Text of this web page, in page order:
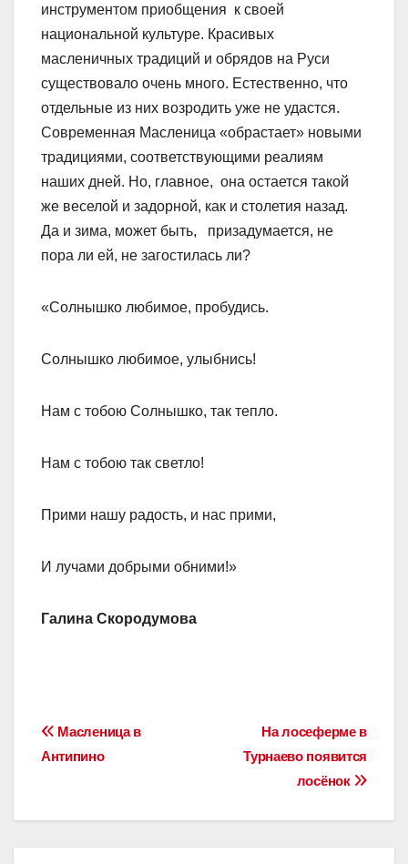
инструментом приобщения к своей
национальной культуре. Красивых
масленичных традиций и обрядов на Руси
существовало очень много. Естественно, что
отдельные из них возродить уже не удастся.
Современная Масленица «обрастает» новыми
традициями, соответствующими реалиям
наших дней. Но, главное, она остается такой
же веселой и задорной, как и столетия назад.
Да и зима, может быть, призадумается, не
пора ли ей, не загостилась ли?
«Солнышко любимое, пробудись.
Солнышко любимое, улыбнись!
Нам с тобою Солнышко, так тепло.
Нам с тобою так светло!
Прими нашу радость, и нас прими,
И лучами добрыми обними!»
Галина Скородумова
Навигация
записям
На лосеферме в
Турнаево появится
лосёнок
Масленица в
Антипино